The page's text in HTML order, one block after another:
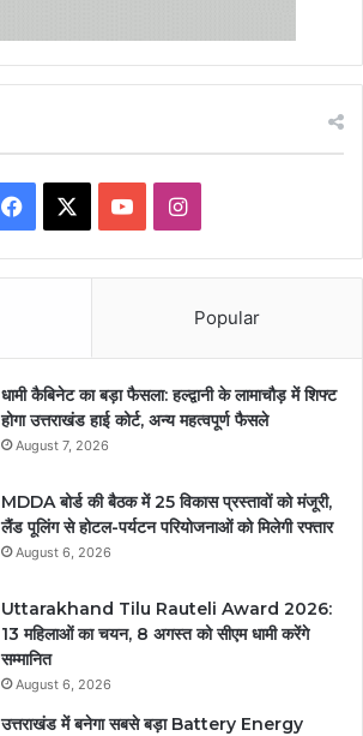
Facebook YouTubeInstagram
Popular
धामी कैबिनेट का बड़ा फैसला: हल्द्वानी के लामाचौड़ में शिफ्ट
होगा उत्तराखंड हाई कोर्ट, अन्य महत्वपूर्ण फैसले
August 7, 2026
MDDA बोर्ड की बैठक में 25 विकास प्रस्तावों को मंजूरी,
लैंड पूलिंग से होटल-पर्यटन परियोजनाओं को मिलेगी रफ्तार
August 6, 2026
Uttarakhand Tilu Rauteli Award 2026:
13 महिलाओं का चयन, 8 अगस्त को सीएम धामी करेंगे
सम्मानित
August 6, 2026
उत्तराखंड में बनेगा सबसे बड़ा Battery Energy